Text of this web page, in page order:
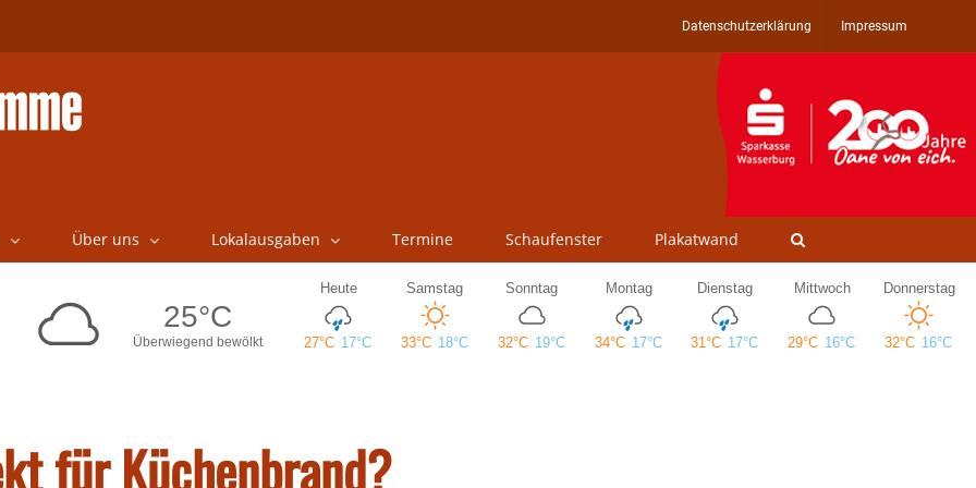
Datenschutzerklärung Impressum
Über uns Lokalausgaben Termine Schaufenster Plakatwand
für Küchenbrand?